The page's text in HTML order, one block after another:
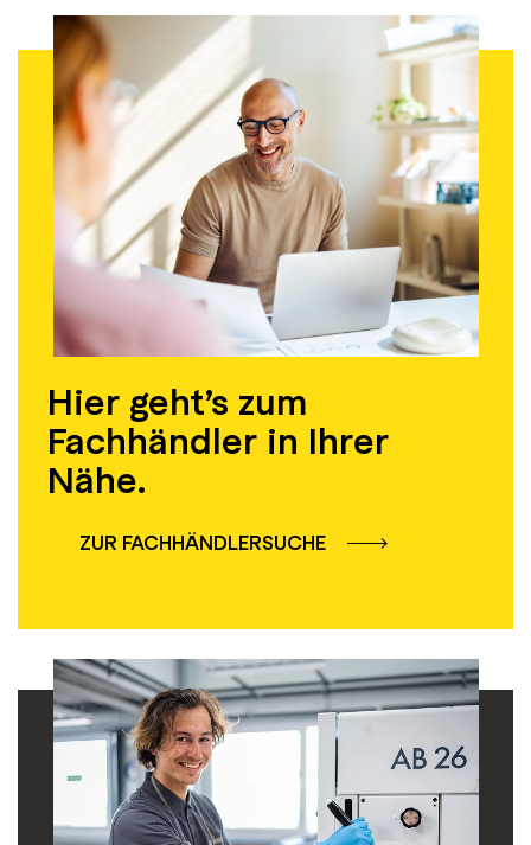
Hier geht’s zum
Fachhändler in Ihrer
Nähe.
ZUR FACHHÄNDLERSUCHE